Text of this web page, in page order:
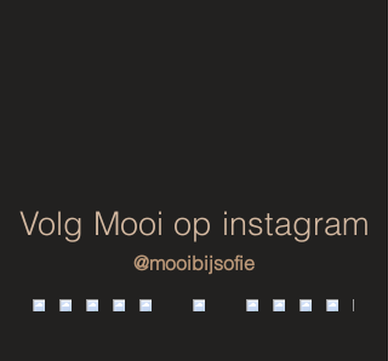
Volg Mooi op instagram
@mooibijsofie